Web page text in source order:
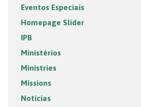
Eventos Especiais
Homepage Slider
IPB
Ministérios
Ministries
Missions
Notícias